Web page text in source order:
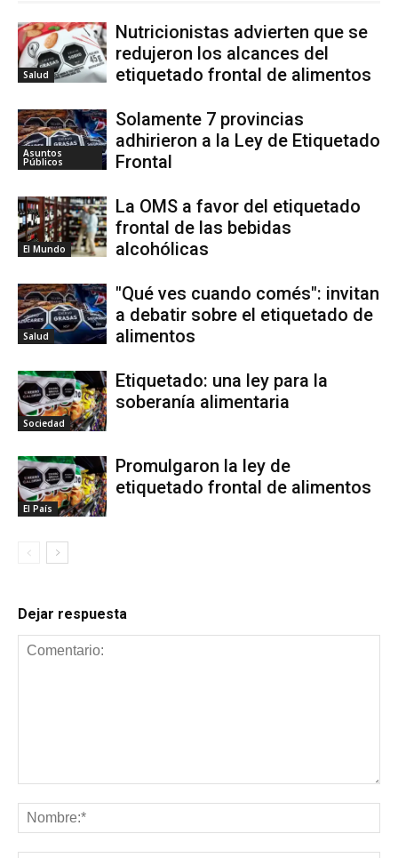
Salud
Nutricionistas advierten que se
redujeron los alcances del
etiquetado frontal de alimentos
Asuntos
Públicos
Solamente 7 provincias
adhirieron a la Ley de Etiquetado
Frontal
El Mundo
La OMS a favor del etiquetado
frontal de las bebidas
alcohólicas
Salud
"Qué ves cuando comés": invitan
a debatir sobre el etiquetado de
alimentos
Sociedad
Etiquetado: una ley para la
soberanía alimentaria
El País
Promulgaron la ley de
etiquetado frontal de alimentos
Dejar respuesta